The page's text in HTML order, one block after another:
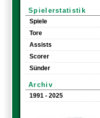
Spielerstatistik
Spiele
Tore
Assists
Scorer
Sünder
Archiv
1991 - 2025